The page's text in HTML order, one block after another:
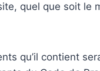
quel que soit le
qu’il contient